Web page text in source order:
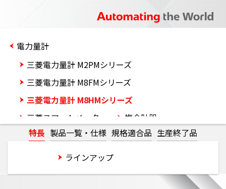
電力量計
三菱電力量計 M2PMシリーズ
三菱電力量計 M8FMシリーズ
三菱電力量計 M8HMシリーズ
三菱スマートメーター
複合計器
モバイル検針
特長 製品一覧・仕様 規格適合品 生産終了品
ラインアップ